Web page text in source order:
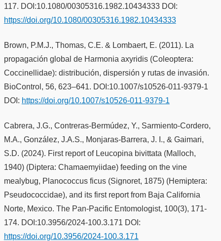
117. DOI:10.1080/00305316.1982.10434333 DOI:
https://doi.org/10.1080/00305316.1982.10434333
Brown, P.M.J., Thomas, C.E. & Lombaert, E. (2011). La
propagación global de Harmonia axyridis (Coleoptera:
Coccinellidae): distribución, dispersión y rutas de invasión.
BioControl, 56, 623–641. DOI:10.1007/s10526-011-9379-1
DOI: https://doi.org/10.1007/s10526-011-9379-1
Cabrera, J.G., Contreras-Bermúdez, Y., Sarmiento-Cordero,
M.A., González, J.A.S., Monjaras-Barrera, J. I., & Gaimari,
S.D. (2024). First report of Leucopina bivittata (Malloch,
1940) (Diptera: Chamaemyiidae) feeding on the vine
mealybug, Planococcus ficus (Signoret, 1875) (Hemiptera:
Pseudococcidae), and its first report from Baja California
Norte, Mexico. The Pan-Pacific Entomologist, 100(3), 171-
174. DOI:10.3956/2024-100.3.171 DOI:
https://doi.org/10.3956/2024-100.3.171